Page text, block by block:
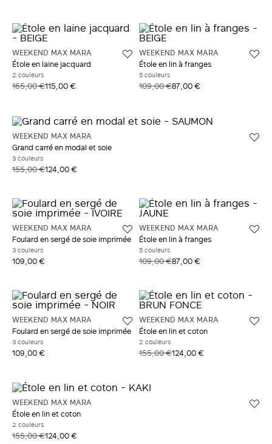
WEEKEND MAX MARA
Étole en laine jacquard
2 couleurs
165,00 €115,00 €
WEEKEND MAX MARA
Étole en lin à franges
5 couleurs
109,00 €87,00 €
WEEKEND MAX MARA
Grand carré en modal et soie
3 couleurs
155,00 €124,00 €
WEEKEND MAX MARA
Foulard en sergé de soie imprimée
3 couleurs
109,00 €
WEEKEND MAX MARA
Étole en lin à franges
5 couleurs
109,00 €87,00 €
WEEKEND MAX MARA
Foulard en sergé de soie imprimée
3 couleurs
109,00 €
WEEKEND MAX MARA
Étole en lin et coton
2 couleurs
155,00 €124,00 €
WEEKEND MAX MARA
Étole en lin et coton
2 couleurs
155,00 €124,00 €